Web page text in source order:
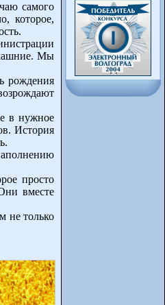
самого
которое,
Мы
рождения
в нужное
История
просто
вместе
не только